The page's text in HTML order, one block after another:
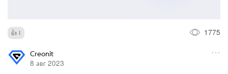
1 1775
Creonit
8 авг 2023